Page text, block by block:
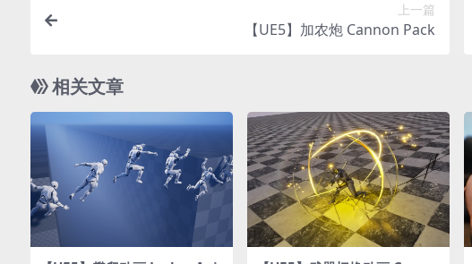
上一篇
【UE5】加农炮 Cannon Pack
相关文章